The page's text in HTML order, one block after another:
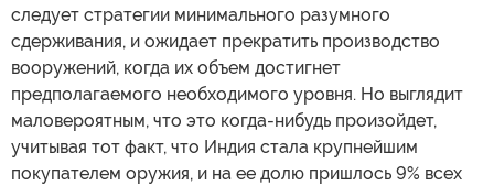
следует стратегии минимального разумного
сдерживания, и ожидает прекратить производство
вооружений, когда их объем достигнет
предполагаемого необходимого уровня. Но выглядит
маловероятным, что это когда-нибудь произойдет,
учитывая тот факт, что Индия стала крупнейшим
покупателем оружия, и на ее долю пришлось 9% всех